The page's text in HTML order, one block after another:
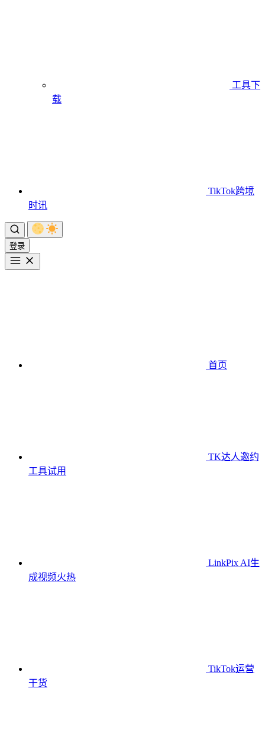
工具下
载
TikTok跨境
时讯
登录
首页
TK达人邀约
工具试用
LinkPix AI生
成视频火热
TikTok运营
干货